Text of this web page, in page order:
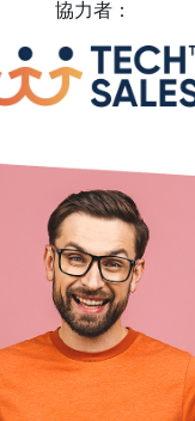
協力者：